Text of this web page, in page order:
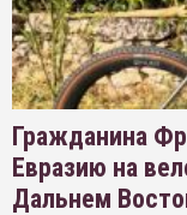
Гражданина
Евразию на
Дальнем